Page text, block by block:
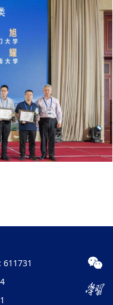
611731